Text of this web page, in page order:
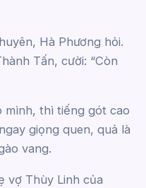
Hà Phương hỏi.
Tấn, cười: “Còn
mình, thì tiếng gót cao
giọng quen, quả là
vang.
vợ Thùy Linh của